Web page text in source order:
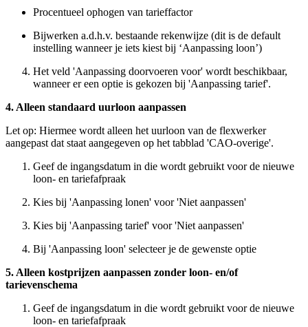
Procentueel ophogen van tarieffactor
Bijwerken a.d.h.v. bestaande rekenwijze (dit is de default
instelling wanneer je iets kiest bij ‘Aanpassing loon’)
Het veld 'Aanpassing doorvoeren voor' wordt beschikbaar,
wanneer er een optie is gekozen bij 'Aanpassing tarief'.
4. Alleen standaard uurloon aanpassen
Let op: Hiermee wordt alleen het uurloon van de flexwerker
aangepast dat staat aangegeven op het tabblad 'CAO-overige'.
Geef de ingangsdatum in die wordt gebruikt voor de nieuwe
loon- en tariefafpraak
Kies bij 'Aanpassing lonen' voor 'Niet aanpassen'
Kies bij 'Aanpassing tarief' voor 'Niet aanpassen'
Bij 'Aanpassing loon' selecteer je de gewenste optie
5. Alleen kostprijzen aanpassen zonder loon- en/of
tarievenschema
Geef de ingangsdatum in die wordt gebruikt voor de nieuwe
loon- en tariefafpraak